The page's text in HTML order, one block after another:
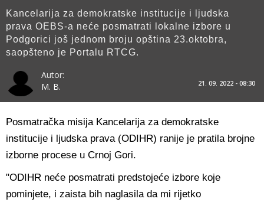
Kancelarija za demokratske institucije i ljudska
prava OEBS-a neće posmatrati lokalne izbore u
Podgorici još jednom broju opština 23.oktobra,
saopšteno je Portalu RTCG.
Autor:
M. B.
21. 09. 2022 - 08:30
Posmatračka misija Kancelarija za demokratske
institucije i ljudska prava (ODIHR) ranije je pratila brojne
izborne procese u Crnoj Gori.
"ODIHR neće posmatrati predstojeće izbore koje
pominjete, i zaista bih naglasila da mi rijetko